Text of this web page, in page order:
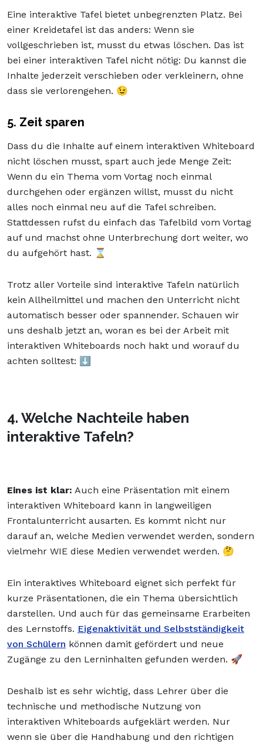
Eine interaktive Tafel bietet unbegrenzten Platz. Bei
einer Kreidetafel ist das anders: Wenn sie
vollgeschrieben ist, musst du etwas löschen. Das ist
bei einer interaktiven Tafel nicht nötig: Du kannst die
Inhalte jederzeit verschieben oder verkleinern, ohne
dass sie verlorengehen. 😉
5. Zeit sparen
Dass du die Inhalte auf einem interaktiven Whiteboard
nicht löschen musst, spart auch jede Menge Zeit:
Wenn du ein Thema vom Vortag noch einmal
durchgehen oder ergänzen willst, musst du nicht
alles noch einmal neu auf die Tafel schreiben.
Stattdessen rufst du einfach das Tafelbild vom Vortag
auf und machst ohne Unterbrechung dort weiter, wo
du aufgehört hast. ⌛
Trotz aller Vorteile sind interaktive Tafeln natürlich
kein Allheilmittel und machen den Unterricht nicht
automatisch besser oder spannender. Schauen wir
uns deshalb jetzt an, woran es bei der Arbeit mit
interaktiven Whiteboards noch hakt und worauf du
achten solltest: ⬇️
4. Welche Nachteile haben
interaktive Tafeln?
Eines ist klar: Auch eine Präsentation mit einem
interaktiven Whiteboard kann in langweiligen
Frontalunterricht ausarten. Es kommt nicht nur
darauf an, welche Medien verwendet werden, sondern
vielmehr WIE diese Medien verwendet werden. 🤔
Ein interaktives Whiteboard eignet sich perfekt für
kurze Präsentationen, die ein Thema übersichtlich
darstellen. Und auch für das gemeinsame Erarbeiten
des Lernstoffs. Eigenaktivität und Selbstständigkeit
von Schülern können damit gefördert und neue
Zugänge zu den Lerninhalten gefunden werden. 🚀
Deshalb ist es sehr wichtig, dass Lehrer über die
technische und methodische Nutzung von
interaktiven Whiteboards aufgeklärt werden. Nur
wenn sie über die Handhabung und den richtigen